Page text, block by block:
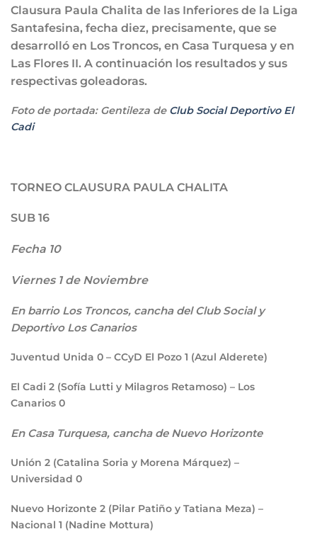
Clausura Paula Chalita de las Inferiores de la Liga
Santafesina, fecha diez, precisamente, que se
desarrolló en Los Troncos, en Casa Turquesa y en
Las Flores II. A continuación los resultados y sus
respectivas goleadoras.
Foto de portada: Gentileza de Club Social Deportivo El
Cadi
TORNEO CLAUSURA PAULA CHALITA
SUB 16
Fecha 10
Viernes 1 de Noviembre
En barrio Los Troncos, cancha del Club Social y
Deportivo Los Canarios
Juventud Unida 0 – CCyD El Pozo 1 (Azul Alderete)
El Cadi 2 (Sofía Lutti y Milagros Retamoso) – Los
Canarios 0
En Casa Turquesa, cancha de Nuevo Horizonte
Unión 2 (Catalina Soria y Morena Márquez) –
Universidad 0
Nuevo Horizonte 2 (Pilar Patiño y Tatiana Meza) –
Nacional 1 (Nadine Mottura)